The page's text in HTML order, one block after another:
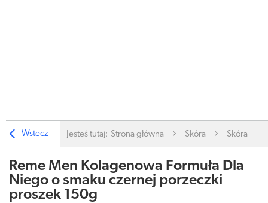
Wstecz Jesteś tutaj: Strona główna Skóra Skóra
Reme Men Kolagenowa Formuła Dla
Niego o smaku czernej porzeczki
proszek 150g